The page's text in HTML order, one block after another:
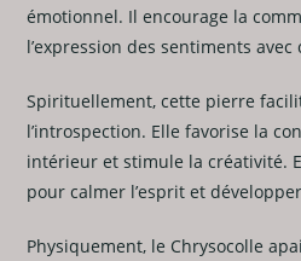
émotionnel. Il encourage la
l’expression des sentiments
Spirituellement, cette pierre
l’introspection. Elle favorise la
intérieur et stimule la créativité.
pour calmer l’esprit et
Physiquement, le Chrysocolle